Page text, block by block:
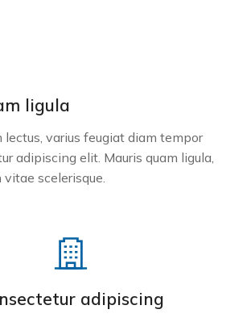
ligula
lectus, varius feugiat diam tempor
adipiscing elit. Mauris quam ligula,
scelerisque.
adipiscing